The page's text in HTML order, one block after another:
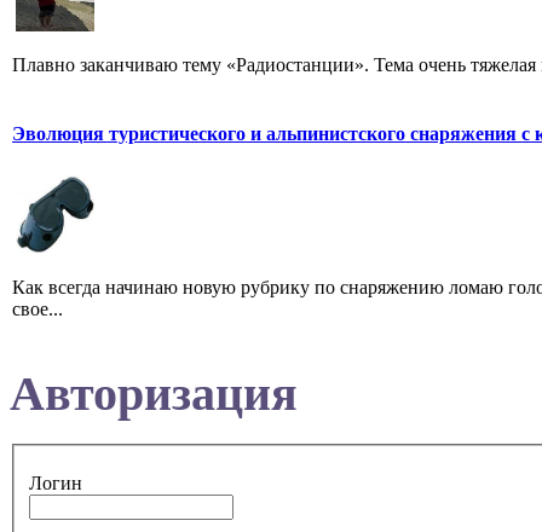
Плавно заканчиваю тему «Радиостанции». Тема очень
Эволюция туристического и альпинистского снаряжения с
Как всегда начинаю новую рубрику по снаряжению ломаю
свое...
Авторизация
Логин